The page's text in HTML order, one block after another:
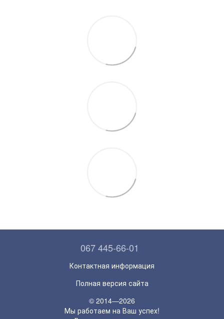
067 445-66-01
Контактная информация
Полная версия сайта
© 2014—2026
Мы работаем на Ваш успех!